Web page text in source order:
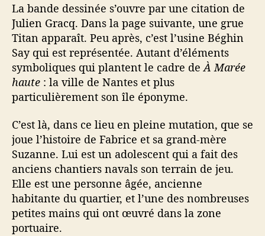
La bande dessinée s’ouvre par une citation de
Julien Gracq. Dans la page suivante, une grue
Titan apparaît. Peu après, c’est l’usine Béghin
Say qui est représentée. Autant d’éléments
symboliques qui plantent le cadre deÀ Marée
haute : la ville de Nantes et plus
particulièrement son île éponyme.
C’est là, dans ce lieu en pleine mutation, que se
joue l’histoire de Fabrice et sa grand-mère
Suzanne. Lui est un adolescent qui a fait des
anciens chantiers navals son terrain de jeu.
Elle est une personne âgée, ancienne
habitante du quartier, et l’une des nombreuses
petites mains qui ont œuvré dans la zone
portuaire.